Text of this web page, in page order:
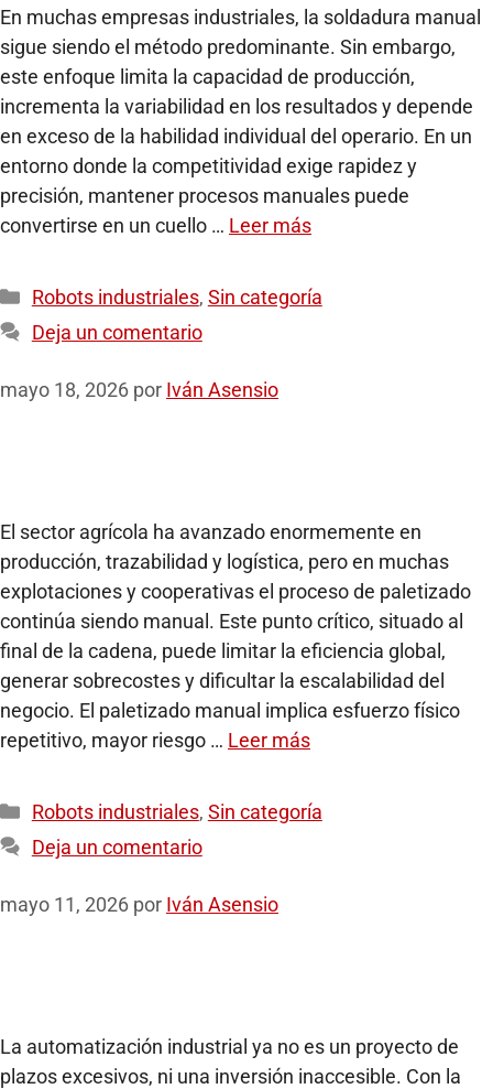
En muchas empresas industriales, la soldadura manual
sigue siendo el método predominante. Sin embargo,
este enfoque limita la capacidad de producción,
incrementa la variabilidad en los resultados y depende
en exceso de la habilidad individual del operario. En un
entorno donde la competitividad exige rapidez y
precisión, mantener procesos manuales puede
convertirse en un cuello … Leer más
Robots industriales, Sin categoría
Deja un comentario
mayo 18, 2026 por Iván Asensio
El sector agrícola ha avanzado enormemente en
producción, trazabilidad y logística, pero en muchas
explotaciones y cooperativas el proceso de paletizado
continúa siendo manual. Este punto crítico, situado al
final de la cadena, puede limitar la eficiencia global,
generar sobrecostes y dificultar la escalabilidad del
negocio. El paletizado manual implica esfuerzo físico
repetitivo, mayor riesgo … Leer más
Robots industriales, Sin categoría
Deja un comentario
mayo 11, 2026 por Iván Asensio
La automatización industrial ya no es un proyecto de
plazos excesivos, ni una inversión inaccesible. Con la